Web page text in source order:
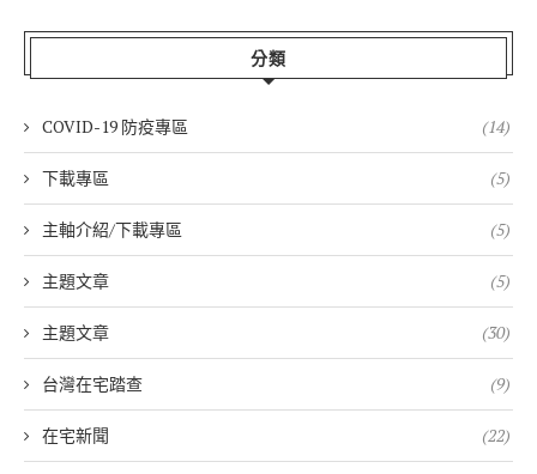
分類
COVID-19 防疫專區 (14)
下載專區 (5)
主軸介紹/下載專區 (5)
主題文章 (5)
主題文章 (30)
台灣在宅踏查 (9)
在宅新聞 (22)